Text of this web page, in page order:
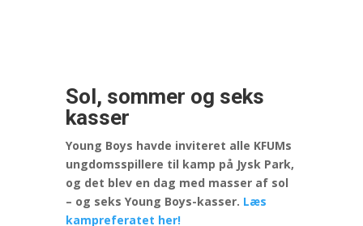
Sol, sommer og seks
kasser
Young Boys havde inviteret alle KFUMs
ungdomsspillere til kamp på Jysk Park,
og det blev en dag med masser af sol
– og seks Young Boys-kasser. Læs
kampreferatet her!